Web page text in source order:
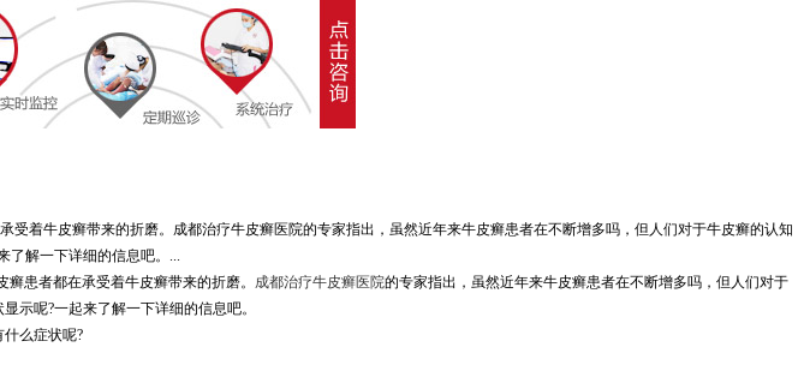
着牛皮癣带来的折磨。成都治疗牛皮癣医院的专家指出，虽然近年来牛皮癣患者在不断增多吗，但人们对于牛皮癣的认知
了解一下详细的信息吧。...
患者都在承受着牛皮癣带来的折磨。 成都治疗牛皮癣医院的专家指出，虽然近年来牛皮癣患者在不断增多吗，但人们对于
示呢?一起来了解一下详细的信息吧。